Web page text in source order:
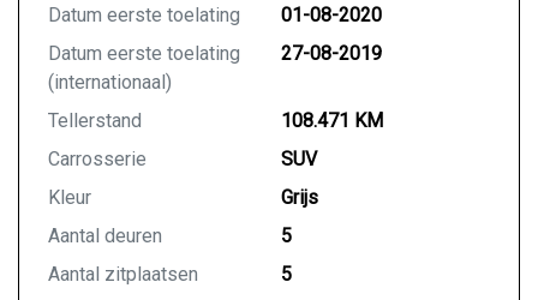
Datum eerste toelating
01-08-2020
Datum eerste toelating
(internationaal)
27-08-2019
Tellerstand
108.471 KM
Carrosserie
SUV
Kleur
Grijs
Aantal deuren
5
Aantal zitplaatsen
5